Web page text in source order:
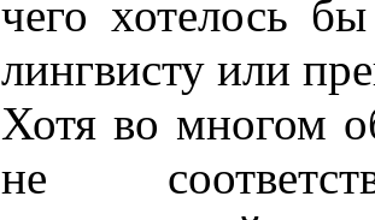
чего хотелось
лингвисту или
Хотя во многом
не